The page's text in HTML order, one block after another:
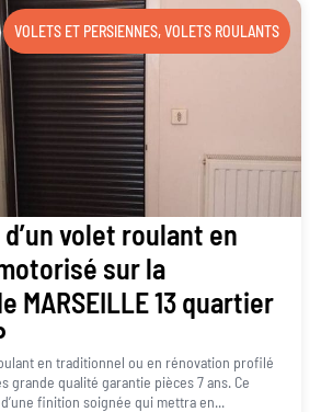
VOLETS ET PERSIENNES,VOLETS ROULANTS
volet roulant en
sur la
MARSEILLE 13 quartier
en traditionnel ou en rénovation profilé
grande qualité garantie pièces 7 ans. Ce
finition soignée qui mettra en...